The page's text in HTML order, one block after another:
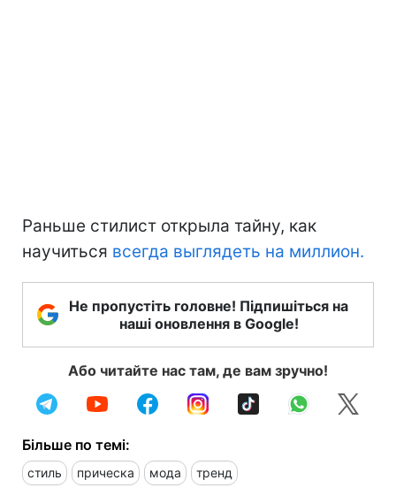
Раньше стилист открыла тайну, как
научиться всегда выглядеть на миллион.
Не пропустіть головне! Підпишіться на
наші оновлення в Google!
Або читайте нас там, де вам зручно!
Більше по темі:
стиль прическа мода тренд